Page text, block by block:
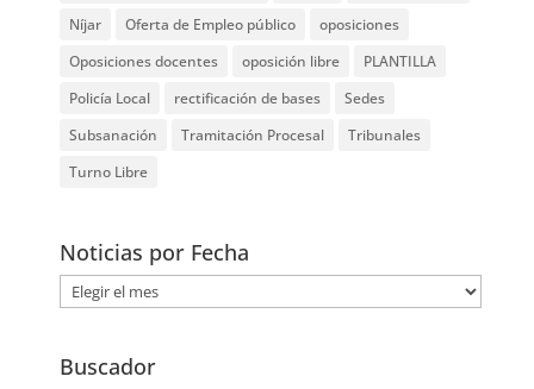
Níjar
Oferta de Empleo público
oposiciones
Oposiciones docentes
oposición libre
PLANTILLA
Policía Local
rectificación de bases
Sedes
Subsanación
Tramitación Procesal
Tribunales
Turno Libre
Noticias por Fecha
Noticias
por
Buscador